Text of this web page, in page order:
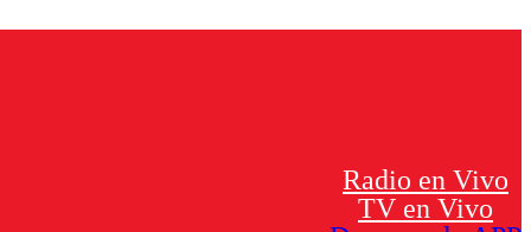
Radio en Vivo
TV en Vivo